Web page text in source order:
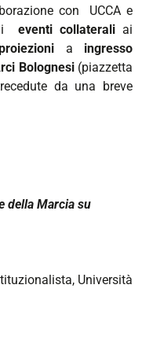
con UCCA e
eventi collaterali ai
a
ingresso
Bolognesi (piazzetta
da una breve
della Marcia su
Università